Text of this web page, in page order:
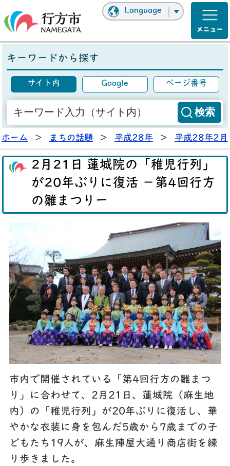
Language
キーワードから探す
サイト内 Google ページ番号
ホーム > まちの話題 > 平成28年 > 平成28年2月
2月21日 蓮城院の「稚児行列」
が20年ぶりに復活 －第4回行方
の雛まつりー
市内で開催されている「第4回行方の雛まつ
り」に合わせて、2月21日、蓮城院（麻生地
内）の「稚児行列」が20年ぶりに復活し、華
やかな衣装に身を包んだ5歳から7歳までの子
どもたち19人が、麻生陣屋大通り商店街を練
り歩きました。